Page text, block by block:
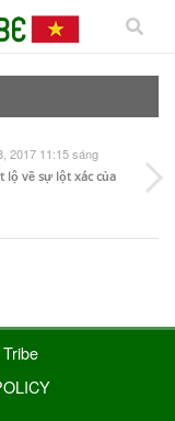
2017 11:15 sáng
lộ về sự lột xác của